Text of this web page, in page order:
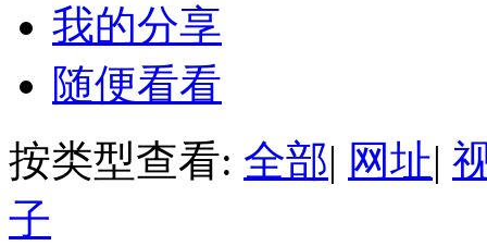
我的分享
随便看看
按类型查看: 全部| 网址|
子